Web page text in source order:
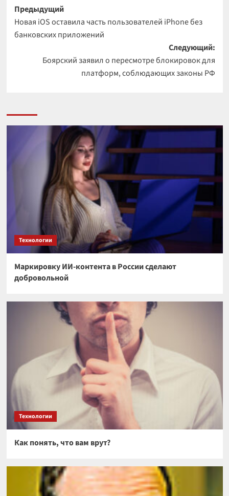
Навигация
записи
Предыдущий
Новая iOS оставила часть пользователей iPhone без
банковских приложений
Следующий:
Боярский заявил о пересмотре блокировок для
платформ, соблюдающих законы РФ
Технологии
Маркировку ИИ-контента в России сделают
добровольной
Технологии
Как понять, что вам врут?